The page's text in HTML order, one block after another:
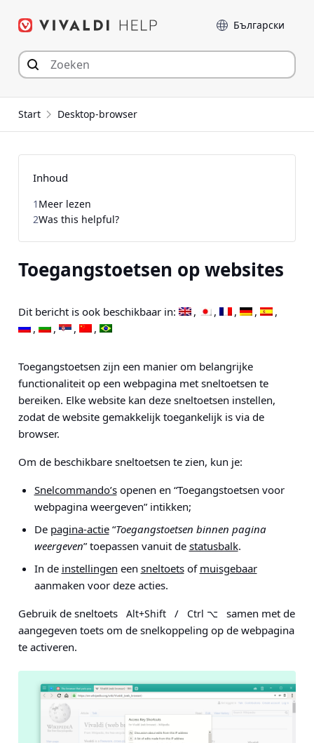
naar
Taal
Start Desktop-browser
Toegangstoetsen op websites
Dit bericht is ook beschikbaar in:
Toegangstoetsen zijn een manier om belangrijke
functionaliteit op een webpagina met sneltoetsen te
bereiken. Elke website kan deze sneltoetsen instellen,
zodat de website gemakkelijk toegankelijk is via de
browser.
Om de beschikbare sneltoetsen te zien, kun je:
Snelcommando’sopenen en “Toegangstoetsen voor
webpagina weergeven” intikken;
De pagina-actie“Toegangstoetsen binnen pagina
weergeven” toepassen vanuit de statusbalk.
In de instellingen een sneltoetsof muisgebaar
aanmaken voor deze acties.
Gebruik de sneltoets
Alt+Shift / Ctrl ⌥
samen met de
aangegeven toets om de snelkoppeling op de webpagina
te activeren.
Inhoud
1 Meer lezen
2Was this helpful?